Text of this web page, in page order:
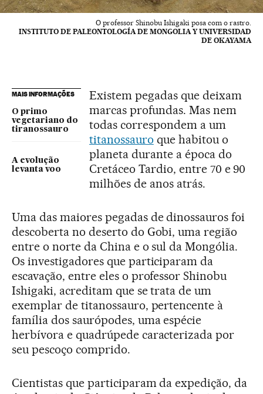
O professor Shinobu Ishigaki posa com o rastro.
INSTITUTO DE PALEONTOLOGÍA DE MONGOLIA Y UNIVERSIDAD
DE OKAYAMA
MAIS INFORMAÇÕES
O primo
vegetariano do
tiranossauro
A evolução
levanta voo
Existem pegadas que deixam
marcas profundas. Mas nem
todas correspondem a um
titanossauro que habitou o
planeta durante a época do
Cretáceo Tardio, entre 70 e 90
milhões de anos atrás.
Uma das maiores pegadas de dinossauros foi
descoberta no deserto do Gobi, uma região
entre o norte da China e o sul da Mongólia.
Os investigadores que participaram da
escavação, entre eles o professor Shinobu
Ishigaki, acreditam que se trata de um
exemplar de titanossauro, pertencente à
família dos saurópodes, uma espécie
herbívora e quadrúpede caracterizada por
seu pescoço comprido.
Cientistas que participaram da expedição, da